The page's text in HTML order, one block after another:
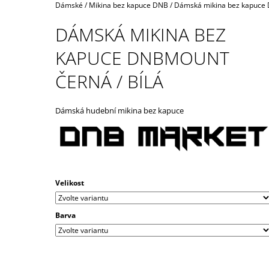
Domů
Dámské/ Mikina bez kapuce DNB / Dámská mikina bez
DÁMSKÁ MIKINA BEZ
KAPUCE DNBMOUNT
ČERNÁ / BÍLÁ
Dámská hudební mikina bez kapuce
Velikost
Barva